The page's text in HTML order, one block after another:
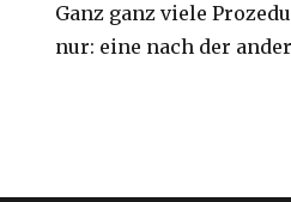
Ganz ganz viele
nur: eine nach der